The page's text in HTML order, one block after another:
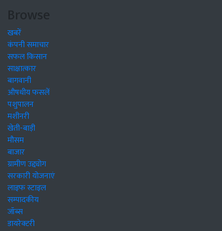
Browse
खबरें
कंपनी समाचार
सफल किसान
साक्षात्कार
बागवानी
औषधीय फसलें
पशुपालन
मशीनरी
खेती-बाड़ी
मौसम
बाजार
ग्रामीण उद्द्योग
सरकारी योजनाएं
लाइफ स्टाइल
सम्पादकीय
जॉब्स
डायरेक्टरी